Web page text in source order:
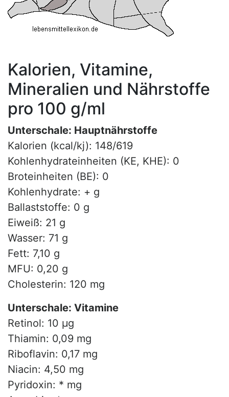
Kalorien, Vitamine,
Mineralien und Nährstoffe
pro 100 g/ml
Unterschale: Hauptnährstoffe
Kalorien (kcal/kj): 148/619
Kohlenhydrateinheiten (KE, KHE): 0
Broteinheiten (BE): 0
Kohlenhydrate: + g
Ballaststoffe: 0 g
Eiweiß: 21 g
Wasser: 71 g
Fett: 7,10 g
MFU: 0,20 g
Cholesterin: 120 mg
Unterschale: Vitamine
Retinol: 10 µg
Thiamin: 0,09 mg
Riboflavin: 0,17 mg
Niacin: 4,50 mg
Pyridoxin: * mg